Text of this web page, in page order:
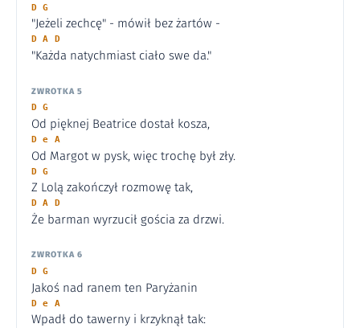
D G
"Jeżeli zechcę" - mówił bez żartów -
D A D
"Każda natychmiast ciało swe da."
ZWROTKA 5
D G
Od pięknej Beatrice dostał kosza,
D e A
Od Margot w pysk, więc trochę był zły.
D G
Z Lolą zakończył rozmowę tak,
D A D
Że barman wyrzucił gościa za drzwi.
ZWROTKA 6
D G
Jakoś nad ranem ten Paryżanin
D e A
Wpadł do tawerny i krzyknął tak: